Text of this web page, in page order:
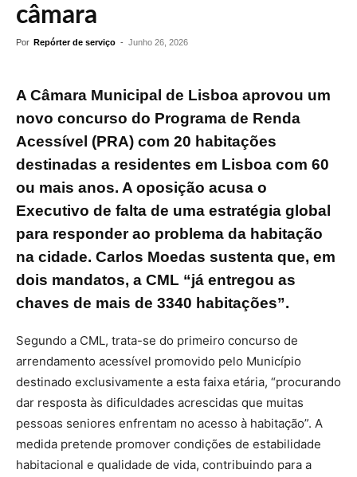
câmara
Por Repórter de serviço - Junho 26, 2026
A Câmara Municipal de Lisboa aprovou um
novo concurso do Programa de Renda
Acessível (PRA) com 20 habitações
destinadas a residentes em Lisboa com 60
ou mais anos. A oposição acusa o
Executivo de falta de uma estratégia global
para responder ao problema da habitação
na cidade. Carlos Moedas sustenta que, em
dois mandatos, a CML “já entregou as
chaves de mais de 3340 habitações”.
Segundo a CML, trata-se do primeiro concurso de
arrendamento acessível promovido pelo Município
destinado exclusivamente a esta faixa etária, “procurando
dar resposta às dificuldades acrescidas que muitas
pessoas seniores enfrentam no acesso à habitação”. A
medida pretende promover condições de estabilidade
habitacional e qualidade de vida, contribuindo para a